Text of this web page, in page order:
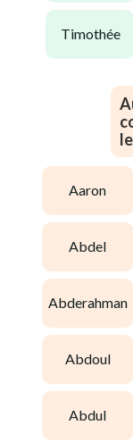
timothée
aaron
abdel
abderahman
abdoul
abdul